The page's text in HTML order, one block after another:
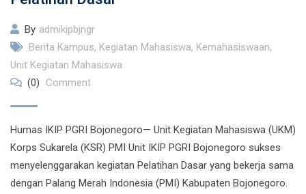
By admikipbjngr
Berita Kampus, Kegiatan Mahasiswa, Kemahasiswaan,
Unit Kegiatan Mahasiswa
(0)
Comment
Humas IKIP PGRI Bojonegoro— Unit Kegiatan Mahasiswa (UKM)
Korps Sukarela (KSR) PMI Unit IKIP PGRI Bojonegoro sukses
menyelenggarakan kegiatan Pelatihan Dasar yang bekerja sama
dengan Palang Merah Indonesia (PMI) Kabupaten Bojonegoro.